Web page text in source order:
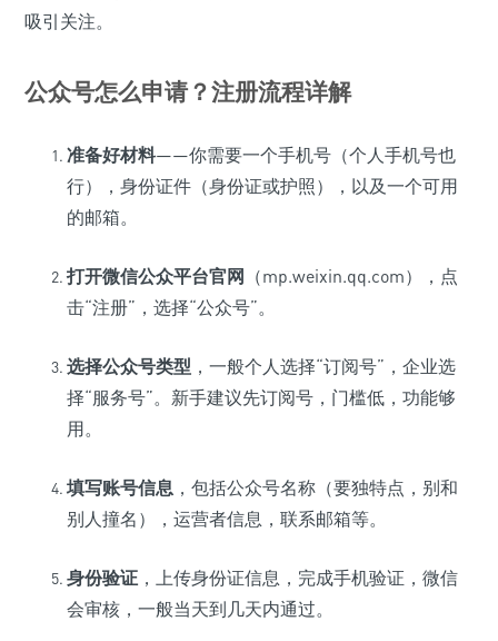
吸引关注。
公众号怎么申请？注册流程详解
准备好材料——你需要一个手机号（个人手机号也
行），身份证件（身份证或护照），以及一个可用
的邮箱。
打开微信公众平台官网 （mp.weixin.qq.com），点
击“注册”，选择“公众号”。
选择公众号类型 ，一般个人选择“订阅号”，企业选
择“服务号”。新手建议先订阅号，门槛低，功能够
用。
填写账号信息 ，包括公众号名称（要独特点，别和
别人撞名），运营者信息，联系邮箱等。
身份验证 ，上传身份证信息，完成手机验证，微信
会审核，一般当天到几天内通过。